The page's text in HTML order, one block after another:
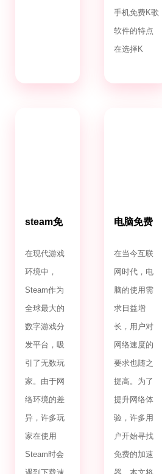
手机免费K歌
软件的特点
在选择K
steam免
永久免费
版电脑
在现代游戏
环境中，
Steam作为
全球最大的
数字游戏分
发平台，吸
引了无数玩
家。由于网
络环境的差
异，许多玩
家在使用
Steam时会
电脑免费
新
在当今互联
网时代，电
脑的使用需
求日益增
长，用户对
网络速度的
要求也随之
提高。为了
提升网络体
验，许多用
户开始寻找
免费的加速